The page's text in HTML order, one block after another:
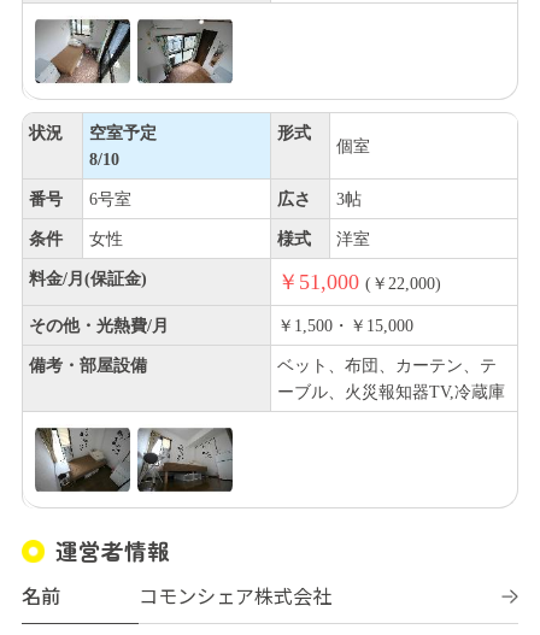
状況
空室予定
8/10
形式
個室
番号 6号室 広さ 3帖
条件 女性 様式 洋室
料金/月(保証金) ￥51,000 (￥22,000)
その他・光熱費/月 ￥1,500・￥15,000
備考・部屋設備
ベット、布団、カーテン、テ
ーブル、火災報知器TV,冷蔵庫
運営者情報
名前
コモンシェア株式会社